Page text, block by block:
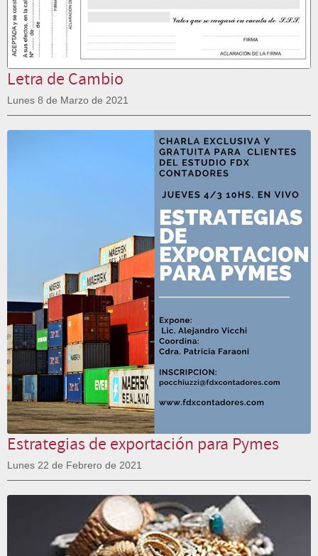
Letra de Cambio
Lunes 8 de Marzo de 2021
Estrategias de exportación para Pymes
Lunes 22 de Febrero de 2021